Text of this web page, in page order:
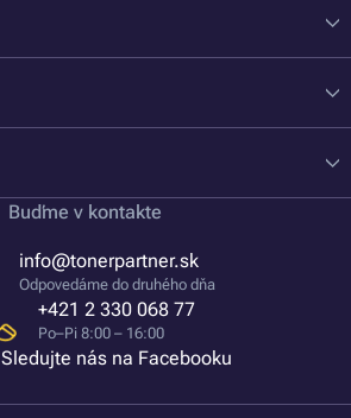
Buďme v kontakte
info@tonerpartner.sk
Odpovedáme do druhého dňa
+421 2 330 068 77
Po–Pi 8:00 – 16:00
Sledujte nás na Facebooku